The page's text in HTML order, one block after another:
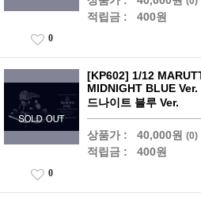
적립금 : 400원
0
[KP602] 1/12
MIDNIGHT BLUE Ver.
드나이트 블루 Ver.
상품가 : 40,000원 (0)
적립금 : 400원
0